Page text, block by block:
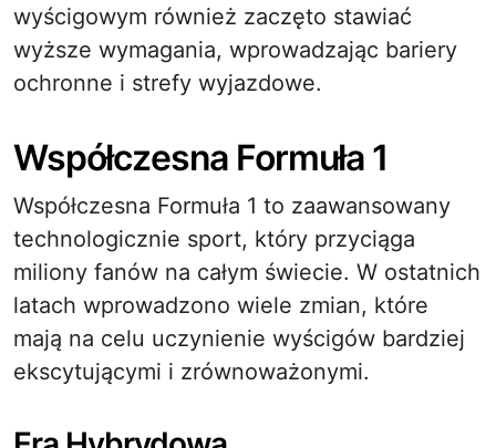
wyścigowym również zaczęto stawiać
wyższe wymagania, wprowadzając bariery
ochronne i strefy wyjazdowe.
Współczesna Formuła 1
Współczesna Formuła 1 to zaawansowany
technologicznie sport, który przyciąga
miliony fanów na całym świecie. W ostatnich
latach wprowadzono wiele zmian, które
mają na celu uczynienie wyścigów bardziej
ekscytującymi i zrównoważonymi.